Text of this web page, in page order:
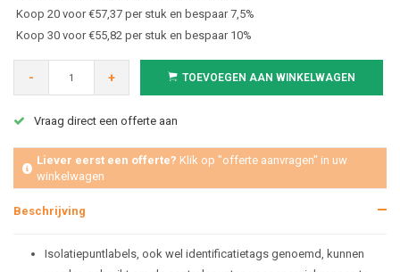
Koop 20 voor €57,37 per stuk en bespaar 7,5%
Koop 30 voor €55,82 per stuk en bespaar 10%
- + TOEVOEGEN AAN WINKELWAGEN
Vraag direct een offerte aan
Liever eerst een offerte? Klik op "offerte aanvragen" in uw
winkelwagen
Beschrijving
Isolatiepuntlabels, ook wel identificatietags genoemd, kunnen